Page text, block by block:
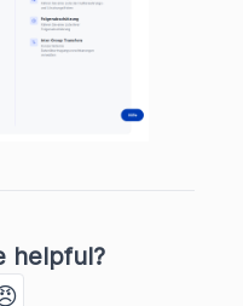
helpful?